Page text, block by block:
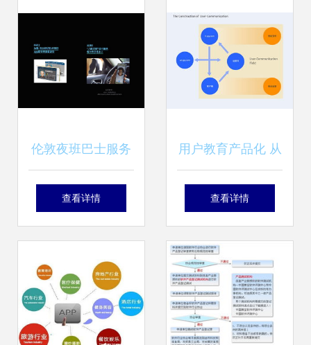
觉符号与创意元素
伦敦夜班巴士服务
A全时段智慧出行
查看详情
用户教育产品化 从
策略到实践的微型
查看详情